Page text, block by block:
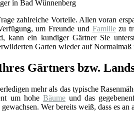
zahlreiche Vorteile. Allen voran
um Freunde und Familiezu
kann ein kundiger Gärtner Sie
Garten wieder auf
Gärtners bzw.
mehr als das typische
um hohe Bäumeund das
Wer bereits weiß, dass es